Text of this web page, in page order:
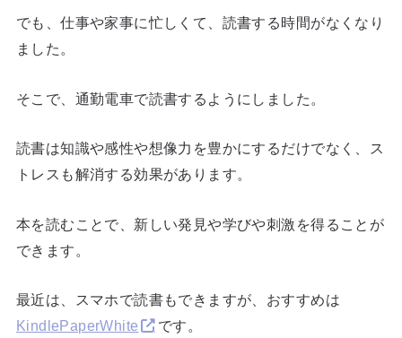
でも、仕事や家事に忙しくて、読書する時間がなくなり
ました。
そこで、通勤電車で読書するようにしました。
読書は知識や感性や想像力を豊かにするだけでなく、ス
トレスも解消する効果があります。
本を読むことで、新しい発見や学びや刺激を得ることが
できます。
最近は、スマホで読書もできますが、おすすめは
KindlePaperWhite
です。